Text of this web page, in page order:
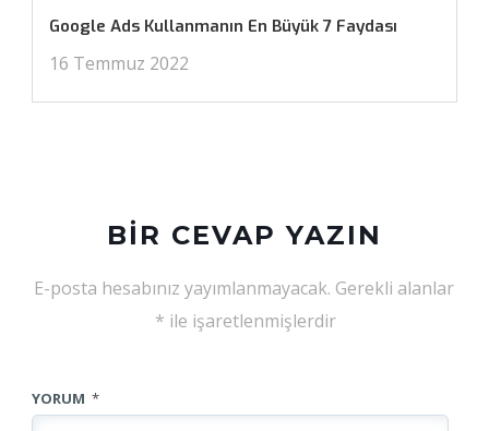
Google Ads Kullanmanın En Büyük 7 Faydası
16 Temmuz 2022
BIR CEVAP YAZIN
E-posta hesabınız yayımlanmayacak. Gerekli alanlar
* ile işaretlenmişlerdir
YORUM *